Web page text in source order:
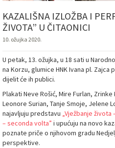
KAZALIŠNA IZLOŽBA I
ŽIVOTA” U ČITAONICI
10. ožujka 2020.
U petak, 13. ožujka, u 18 sati u
na Korzu, glumice HNK Ivana pl.
dijelit će ih publici.
Plakati Neve Rošić, Mire Furlan,
Leonore Surian, Tanje Smoje, Jelene
najavljuju predstavu „Vježbanje
– seconda volta” i upućuju na novo
poznate priče o njihovom gradu
perspektive.